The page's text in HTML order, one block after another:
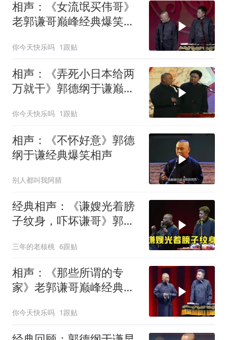
相声：《女流氓买伟哥》
老郭谦哥巅峰经典爆笑相
你今天快乐吗 1跟贴
相声：《弄死小日本给两
万就干》郭德纲于谦巅峰
你今天快乐吗 1跟贴
相声：《不怀好意》郭德
纲于谦经典爆笑相声
别人都叫我阿腈
经典相声：《谦嫂光着膀
子纹身，吓坏谦哥》郭德
三年的老核桃 6跟贴
相声：《那些所谓的专
家》老郭谦哥巅峰经典爆
你今天快乐吗 1跟贴